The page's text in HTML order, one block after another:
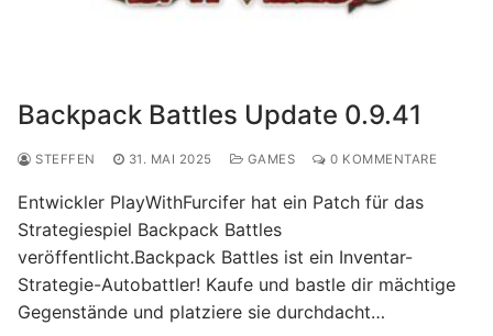
Backpack Battles Update 0.9.41
STEFFEN 31. MAI 2025 GAMES 0 KOMMENTARE
Entwickler PlayWithFurcifer hat ein Patch für das
Strategiespiel Backpack Battles
veröffentlicht.Backpack Battles ist ein Inventar-
Strategie-Autobattler! Kaufe und bastle dir mächtige
Gegenstände und platziere sie durchdacht…